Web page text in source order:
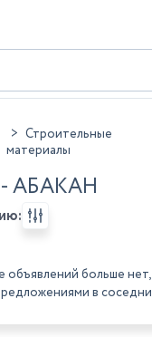
Строительные
материалы
АБАКАН
объявлений больше нет,
в